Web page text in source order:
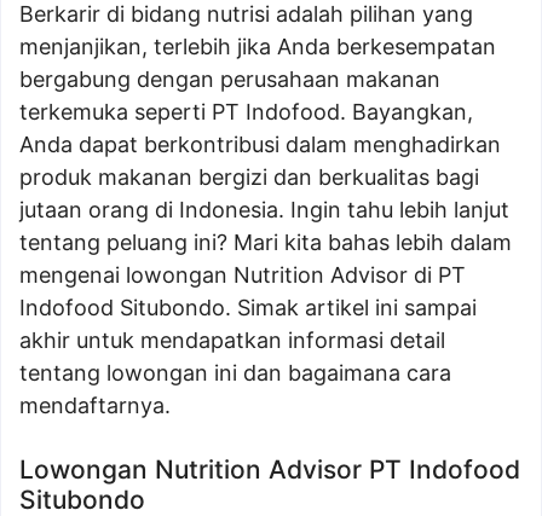
Berkarir di bidang nutrisi adalah pilihan yang
menjanjikan, terlebih jika Anda berkesempatan
bergabung dengan perusahaan makanan
terkemuka seperti PT Indofood. Bayangkan,
Anda dapat berkontribusi dalam menghadirkan
produk makanan bergizi dan berkualitas bagi
jutaan orang di Indonesia. Ingin tahu lebih lanjut
tentang peluang ini? Mari kita bahas lebih dalam
mengenai lowongan Nutrition Advisor di PT
Indofood Situbondo. Simak artikel ini sampai
akhir untuk mendapatkan informasi detail
tentang lowongan ini dan bagaimana cara
mendaftarnya.
Lowongan Nutrition Advisor PT Indofood
Situbondo